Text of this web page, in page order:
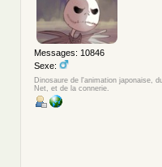
Messages: 10846
Sexe:
Dinosaure de l'animation japonaise,
Net, et de la connerie.